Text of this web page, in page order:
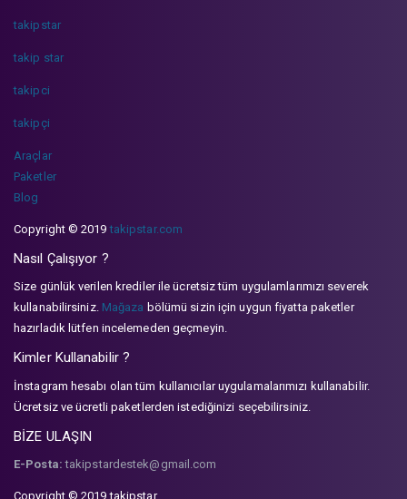
takipstar
takip star
takipci
takipçi
Araçlar
Paketler
Blog
Copyright © 2019takipstar.com
Nasıl Çalışıyor ?
Size günlük verilen krediler ile ücretsiz tüm uygulamlarımızı severek
kullanabilirsiniz. Mağaza bölümü sizin için uygun fiyatta paketler
hazırladık lütfen incelemeden geçmeyin.
Kimler Kullanabilir ?
İnstagram hesabı olan tüm kullanıcılar uygulamalarımızı kullanabilir.
Ücretsiz ve ücretli paketlerden istediğinizi seçebilirsiniz.
BİZE ULAŞIN
E-Posta: takipstardestek@gmail.com
Copyright © 2019 takipstar.